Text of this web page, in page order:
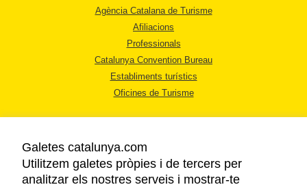
Agència Catalana de Turisme
Afiliacions
Professionals
Catalunya Convention Bureau
Establiments turístics
Oficines de Turisme
Galetes catalunya.com
Utilitzem galetes pròpies i de tercers per
analitzar els nostres serveis i mostrar-te